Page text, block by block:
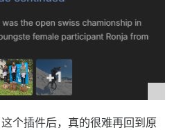
个插件后，真的很难再回到原